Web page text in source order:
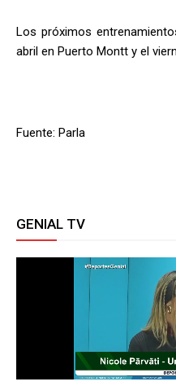
Los próximos
abril en Puerto Montt y el
Fuente: Parla
GENIAL TV